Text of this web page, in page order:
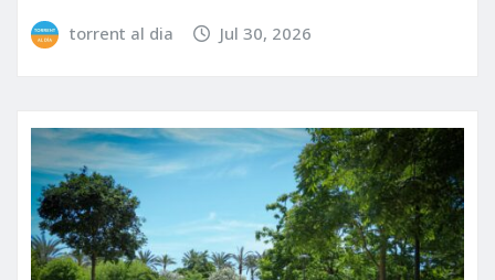
torrent al dia Jul 30, 2026